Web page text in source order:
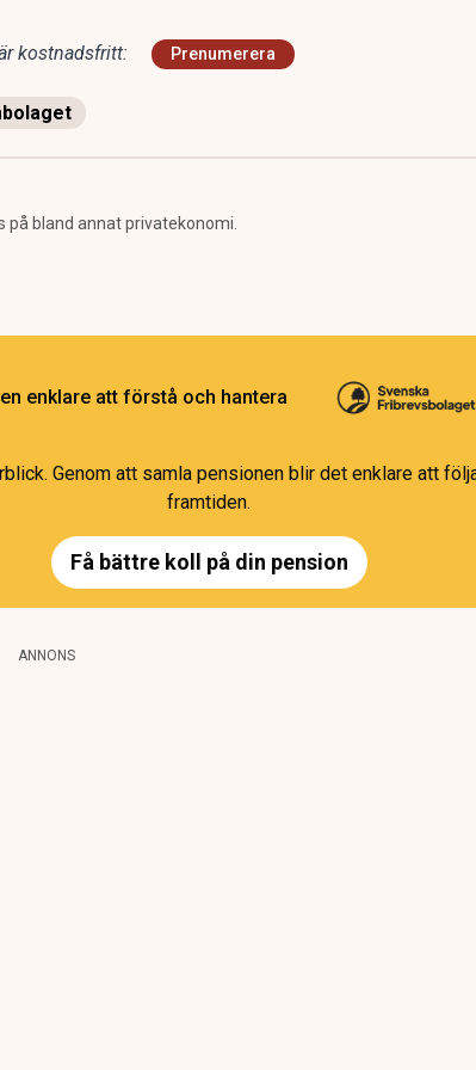
kostnadsfritt: Prenumerera
på bland annat privatekonomi.
enklare att förstå och hantera
Genom att samla pensionen blir det enklare att
framtiden.
Få bättre koll på din pension
ANNONS